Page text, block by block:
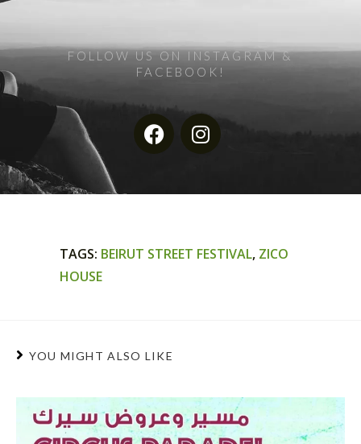
FOLLOW US ON INSTAGRAM &
FACEBOOK!
TAGS: BEIRUT STREET FESTIVAL, ZICO
HOUSE
YOU MIGHT ALSO LIKE